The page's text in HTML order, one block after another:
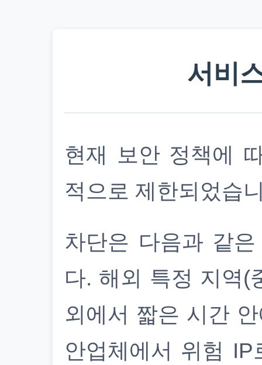
서비
현재 보안 정책에
적으로 제한되었습
차단은 다음과 같
다. 해외 특정 지역(
외에서 짧은 시간
안업체에서 위험